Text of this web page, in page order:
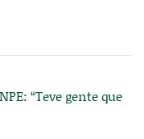
“Teve gente que